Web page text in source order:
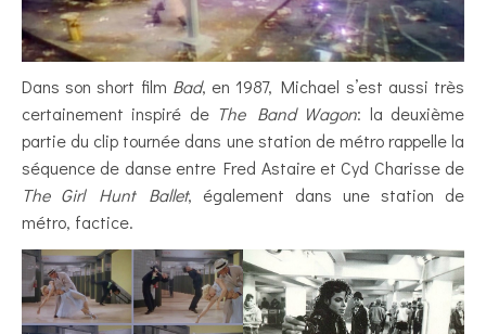
Dans son short film Bad, en 1987, Michael s’est aussi très
certainement inspiré de The Band Wagon: la deuxième
partie du clip tournée dans une station de métro rappelle la
séquence de danse entre Fred Astaire et Cyd Charisse de
The Girl Hunt Ballet, également dans une station de
métro, factice.